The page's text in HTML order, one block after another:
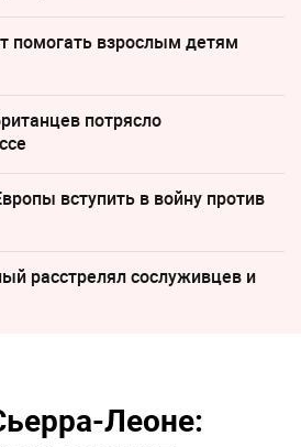
помогать взрослым детям
потрясло
вступить в войну против
расстрелял сослуживцев и
Леоне: